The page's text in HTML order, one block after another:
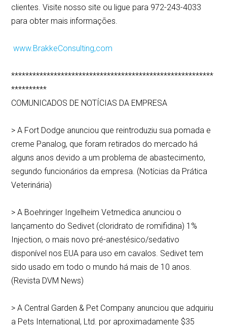
clientes. Visite nosso site ou ligue para 972-243-4033
para obter mais informações.
www.BrakkeConsulting,com
*********************************************************
**********
COMUNICADOS DE NOTÍCIAS DA EMPRESA
> A Fort Dodge anunciou que reintroduziu sua pomada e
creme Panalog, que foram retirados do mercado há
alguns anos devido a um problema de abastecimento,
segundo funcionários da empresa. (Notícias da Prática
Veterinária)
> A Boehringer Ingelheim Vetmedica anunciou o
lançamento do Sedivet (cloridrato de romifidina) 1%
Injection, o mais novo pré-anestésico/sedativo
disponível nos EUA para uso em cavalos. Sedivet tem
sido usado em todo o mundo há mais de 10 anos.
(Revista DVM News)
> A Central Garden & Pet Company anunciou que adquiriu
a Pets International, Ltd. por aproximadamente $35